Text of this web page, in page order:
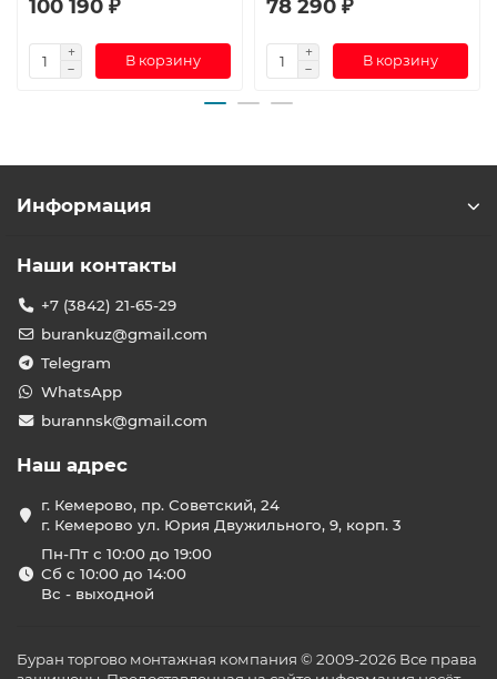
100 190 ₽
В корзину
78 290 ₽
В корзину
Информация
Наши контакты
+7 (3842) 21-65-29
burankuz@gmail.com
Telegram
WhatsApp
burannsk@gmail.com
Наш адрес
г. Кемерово, пр. Советский, 24
г. Кемерово ул. Юрия Двужильного, 9, корп. 3
Пн-Пт с 10:00 до 19:00
Сб с 10:00 до 14:00
Вс - выходной
Буран торгово монтажная компания © 2009-2026 Все права